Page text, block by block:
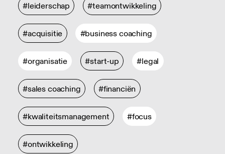
#leiderschap #teamontwikkeling
#acquisitie #business coaching
#organisatie #start-up #legal
#sales coaching #financiën
#kwaliteitsmanagement #focus
#ontwikkeling